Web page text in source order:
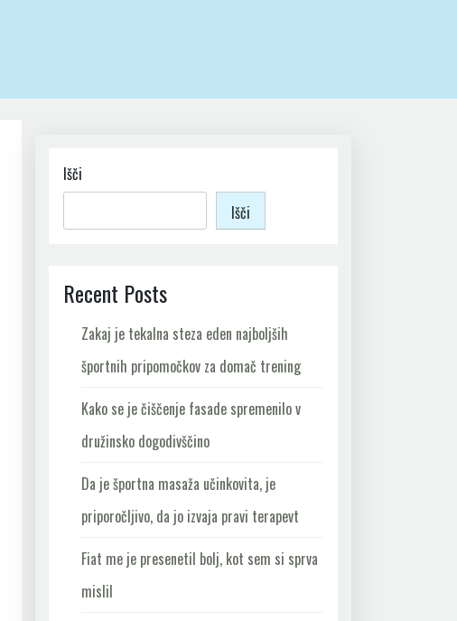
Išči
Išči
Recent Posts
Zakaj je tekalna steza eden najboljših
športnih pripomočkov za domač trening
Kako se je čiščenje fasade spremenilo v
družinsko dogodivščino
Da je športna masaža učinkovita, je
priporočljivo, da jo izvaja pravi terapevt
Fiat me je presenetil bolj, kot sem si sprva
mislil